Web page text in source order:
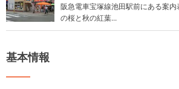
阪急電車宝塚線池田駅前にある案
の桜と秋の紅葉...
基本情報